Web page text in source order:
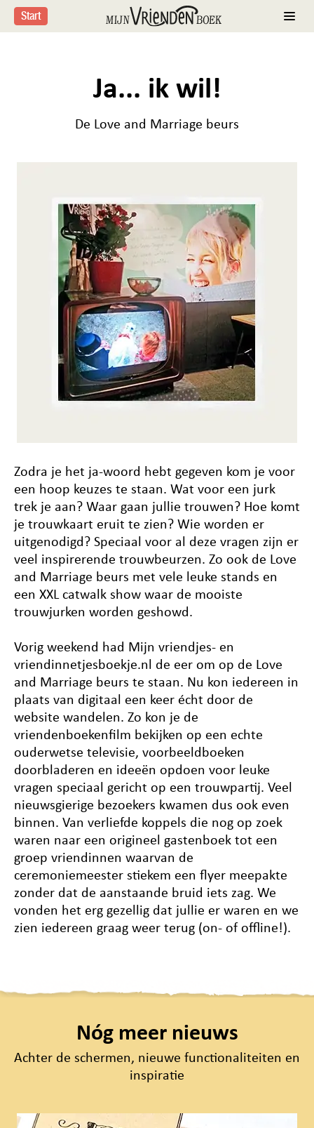
Start
Ja... ik wil!
De Love and Marriage beurs
Zodra je het ja-woord hebt gegeven kom je voor
een hoop keuzes te staan. Wat voor een jurk
trek je aan? Waar gaan jullie trouwen? Hoe komt
je trouwkaart eruit te zien? Wie worden er
uitgenodigd? Speciaal voor al deze vragen zijn er
veel inspirerende trouwbeurzen. Zo ook de Love
and Marriage beurs met vele leuke stands en
een XXL catwalk show waar de mooiste
trouwjurken worden geshowd.
Vorig weekend had Mijn vriendjes- en
vriendinnetjesboekje.nl de eer om op de Love
and Marriage beurs te staan. Nu kon iedereen in
plaats van digitaal een keer écht door de
website wandelen. Zo kon je de
vriendenboekenfilm bekijken op een echte
ouderwetse televisie, voorbeeldboeken
doorbladeren en ideeën opdoen voor leuke
vragen speciaal gericht op een trouwpartij. Veel
nieuwsgierige bezoekers kwamen dus ook even
binnen. Van verliefde koppels die nog op zoek
waren naar een origineel gastenboek tot een
groep vriendinnen waarvan de
ceremoniemeester stiekem een flyer meepakte
zonder dat de aanstaande bruid iets zag. We
vonden het erg gezellig dat jullie er waren en we
zien iedereen graag weer terug (on- of offline!).
Nóg meer nieuws
Achter de schermen, nieuwe functionaliteiten en
inspiratie